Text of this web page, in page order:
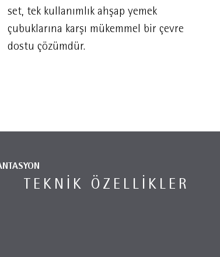
set, tek kullanımlık ahşap yemek
çubuklarına karşı mükemmel bir çevre
dostu çözümdür.
TEKNIK ÖZELLIKLER